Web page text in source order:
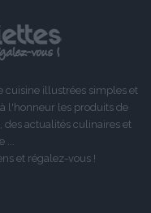
cuisine illustrées simples et
l'honneur les produits de
des actualités culinaires et
et régalez-vous !